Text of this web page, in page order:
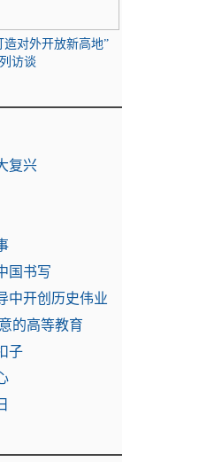
造对外开放新高地”
访谈
复兴
国书写
中开创历史伟业
的高等教育
子